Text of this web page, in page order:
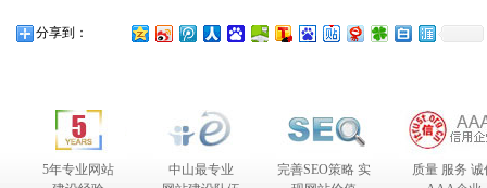
分享到：
5年专业网站
中山最专业
完善SEO策略 实
质量 服务 诚